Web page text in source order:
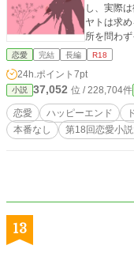
し、実際
ヤトは求
所を問わ
なのについそ
が起きるのであった。 ※「偽
な本物の
恋愛 完結 長編 R18
24h.ポイント 7pt
小説 37,052 位 / 228,704件
恋愛 ハッピーエンド
本番なし
第18回恋愛小
13